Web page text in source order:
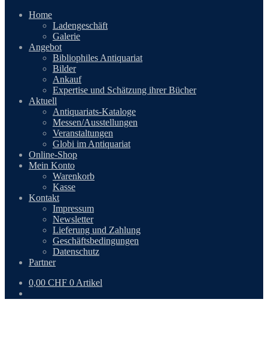
Home
Ladengeschäft
Galerie
Angebot
Bibliophiles Antiquariat
Bilder
Ankauf
Expertise und Schätzung ihrer Bücher
Aktuell
Antiquariats-Kataloge
Messen/Ausstellungen
Veranstaltungen
Globi im Antiquariat
Online-Shop
Mein Konto
Warenkorb
Kasse
Kontakt
Impressum
Newsletter
Lieferung und Zahlung
Geschäftsbedingungen
Datenschutz
Partner
0,00 CHF 0 Artikel